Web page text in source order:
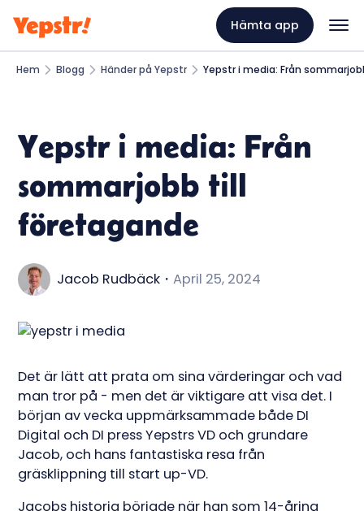
Hämta app
Hem Blogg Händer på Yepstr Yepstr i media: Från
Yepstr i media: Från
sommarjobb till
företagande
Jacob Rudbäck ・April 25, 2024
Det är lätt att prata om sina värderingar och vad
man tror på - men det är viktigare att visa det. I
början av vecka uppmärksammade både DI
Digital och DI press Yepstrs VD och grundare
Jacob, och hans fantastiska resa från
gräsklippning till start up-VD.
Jacobs historia började när han som 14-åring